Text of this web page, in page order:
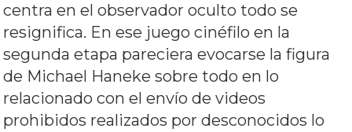
centra en el observador oculto todo se
resignifica. En ese juego cinéfilo en la
segunda etapa pareciera evocarse la figura
de Michael Haneke sobre todo en lo
relacionado con el envío de videos
prohibidos realizados por desconocidos lo